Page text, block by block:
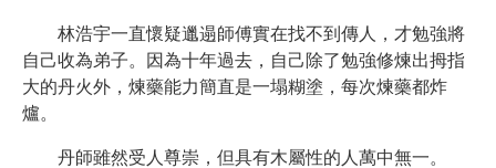
林浩宇一直懷疑邋遢師傅實在找不到傳人，才勉強將
自己收為弟子。因為十年過去，自己除了勉強修煉出拇指
大的丹火外，煉藥能力簡直是一塌糊塗，每次煉藥都炸
爐。
丹師雖然受人尊崇，但具有木屬性的人萬中無一。